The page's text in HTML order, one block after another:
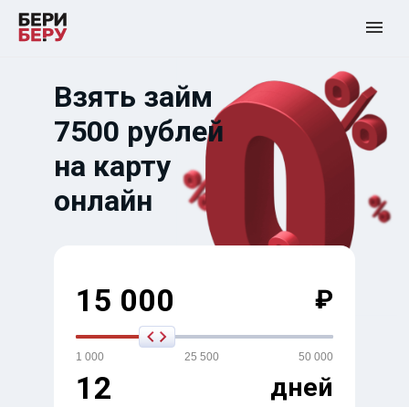
Взять займ
7500 рублей
на карту
онлайн
15 000 ₽
1 000 25 500 50 000
12 дней